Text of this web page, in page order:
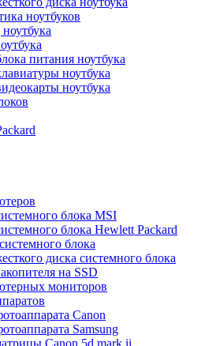
ноутбуков
питания ноутбука
ноутбука
ноутбука
блока MSI
блока Hewlett Packard
блока
диска системного блока
на SSD
мониторов
Canon
Samsung
Canon 5d mark ii